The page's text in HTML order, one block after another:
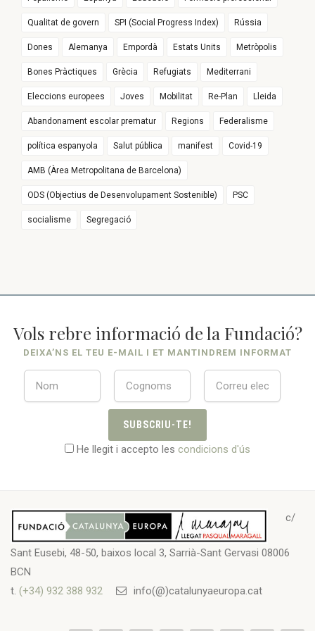
Qualitat de govern SPI (Social Progress Index) Rússia
Dones Alemanya Empordà Estats Units Metròpolis
Bones Pràctiques Grècia Refugiats Mediterrani
Eleccions europees Joves Mobilitat Re-Plan Lleida
Abandonament escolar prematur Regions Federalisme
política espanyola Salut pública manifest Covid-19
AMB (Àrea Metropolitana de Barcelona)
ODS (Objectius de Desenvolupament Sostenible) PSC
socialisme Segregació
Vols rebre informació de la Fundació?
DEIXA’NS EL TEU E-MAIL I ET MANTINDREM INFORMAT
SUBSCRIU-TE!
He llegit i accepto les condicions d'ús
c/
Sant Eusebi, 48-50, baixos local 3, Sarrià-Sant Gervasi 08006
BCN
t. (+34) 932 388 932 info(@)catalunyaeuropa.cat